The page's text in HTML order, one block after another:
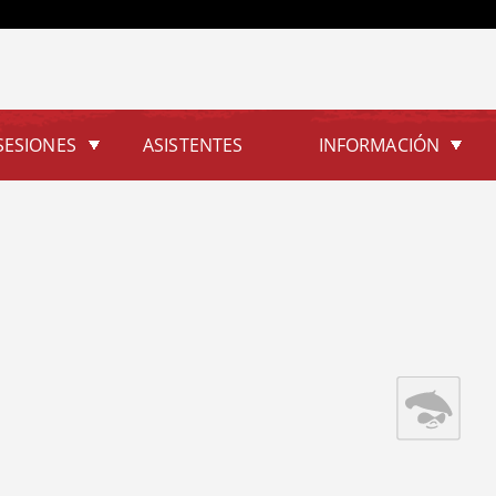
ASISTENTES INFORMACIÓN